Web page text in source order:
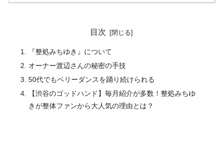
目次
『整処みちゆき』について
オーナー渡辺さんの秘密の手技
50代でもベリーダンスを踊り続けられる
【渋谷のゴッドハンド】毎月紹介が多数！整処みちゆ
きが整体ファンから大人気の理由とは？